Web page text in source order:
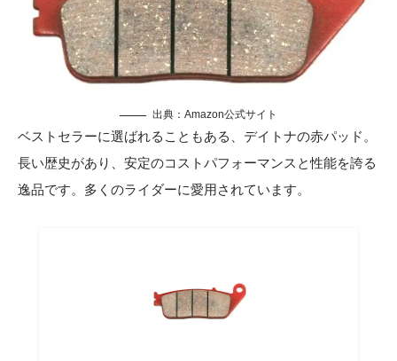
出典： Amazon公式サイト
ベストセラーに選ばれることもある、デイトナの赤パッド。
長い歴史があり、安定のコストパフォーマンスと性能を誇る
逸品です。多くのライダーに愛用されています。